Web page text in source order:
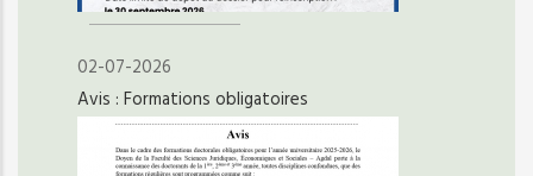
02-07-2026
Avis : Formations obligatoires